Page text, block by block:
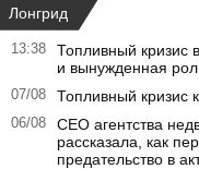
Лонгрид
13:38
Топливный кризис
и вынужденная
07/08 Топливный кризис
06/08
CEO агентства
рассказала, как
предательство в